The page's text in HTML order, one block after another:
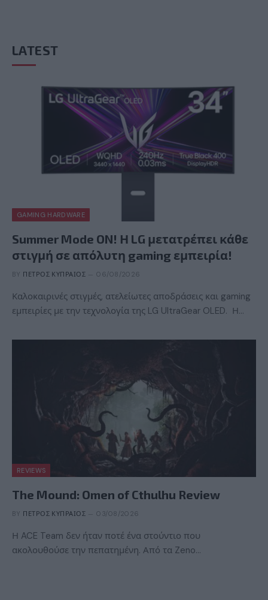
LATEST
GAMING HARDWARE
Summer Mode ON! Η LG μετατρέπει κάθε
στιγμή σε απόλυτη gaming εμπειρία!
BY ΠΈΤΡΟΣ ΚΥΠΡΑΊΟΣ 06/08/2026
Καλοκαιρινές στιγμές, ατελείωτες αποδράσεις και gaming
εμπειρίες με την τεχνολογία της LG UltraGear OLED. Η…
REVIEWS
The Mound: Omen of Cthulhu Review
BY ΠΈΤΡΟΣ ΚΥΠΡΑΊΟΣ 03/08/2026
Η ACE Team δεν ήταν ποτέ ένα στούντιο που
ακολουθούσε την πεπατημένη. Από τα Zeno…